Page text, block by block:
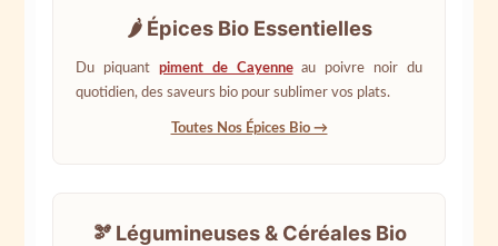
🌶️ Épices Bio Essentielles
Du piquant piment de Cayenneau poivre noir du
quotidien, des saveurs bio pour sublimer vos plats.
Toutes Nos Épices Bio →
🫘 Légumineuses & Céréales Bio